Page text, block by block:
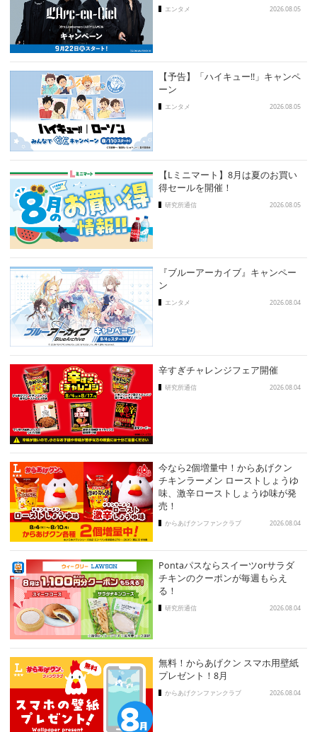
エンタメ 2026.08.05
【予告】「ハイキュー!!」キャンペ
ーン
エンタメ 2026.08.05
【Lミニマート】8月は夏のお買い
得セールを開催！
研究所通信 2026.08.05
『ブルーアーカイブ』キャンペー
ン
エンタメ 2026.08.04
辛すぎチャレンジフェア開催
研究所通信 2026.08.04
今なら2個増量中！からあげクン
チキンラーメン ローストしょうゆ
味、激辛ローストしょうゆ味が発
売！
からあげクンファンクラブ 2026.08.04
Pontaパスならスイーツorサラダ
チキンのクーポンが毎週もらえ
る！
研究所通信 2026.08.04
無料！からあげクン スマホ用壁紙
プレゼント！8月
からあげクンファンクラブ 2026.08.04